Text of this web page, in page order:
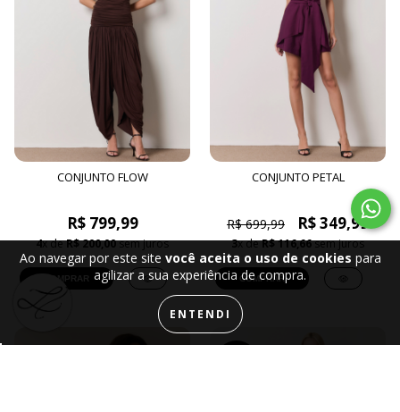
Ao navegar por este site você aceita o uso de cookies para
agilizar a sua experiência de compra.
ENTENDI
CONJUNTO FLOW
R$ 799,99
4x deR$ 200,00sem juros
COMPRAR
CONJUNTO PETAL
R$ 699,99 R$ 349,99
3x deR$ 116,66sem juros
COMPRAR